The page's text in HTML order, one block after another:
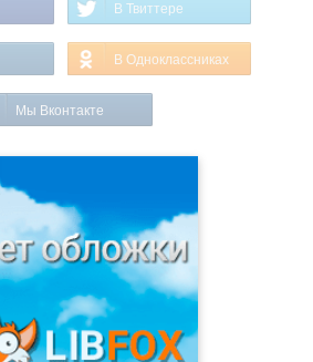
В Твиттере
В Одноклассниках
Мы Вконтакте